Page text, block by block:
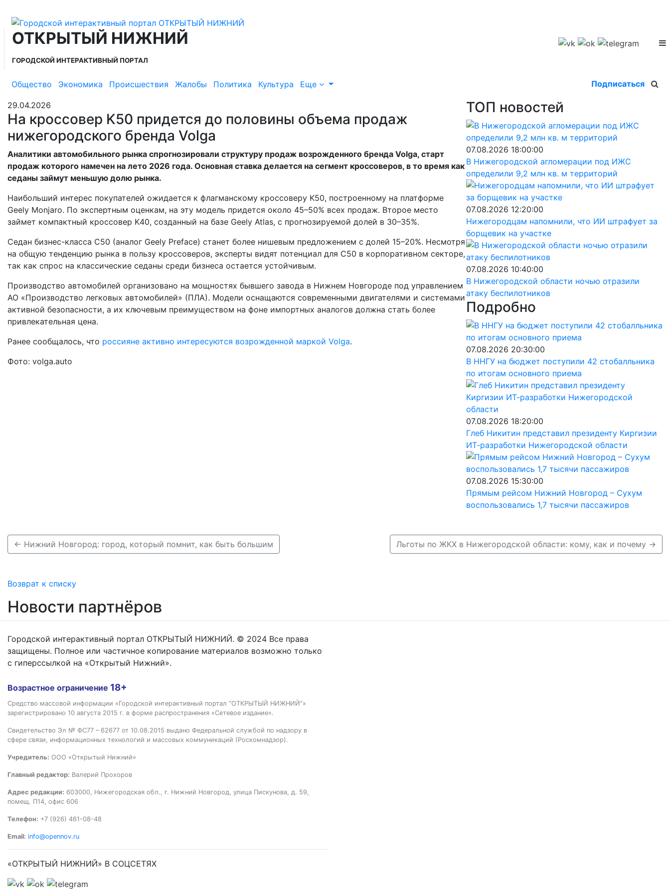
ОТКРЫТЫЙ НИЖНИЙ
ГОРОДСКОЙ ИНТЕРАКТИВНЫЙ ПОРТАЛ
Общество Экономика Происшествия Жалобы Политика Культура Еще Подписаться
29.04.2026
На кроссовер K50 придется до половины объема продаж
нижегородского бренда Volga
Аналитики автомобильного рынка спрогнозировали структуру продаж возрожденного бренда Volga, старт
продаж которого намечен на лето 2026 года. Основная ставка делается на сегмент кроссоверов, в то время как
седаны займут меньшую долю рынка.
Наибольший интерес покупателей ожидается к флагманскому кроссоверу K50, построенному на платформе
Geely Monjaro. По экспертным оценкам, на эту модель придется около 45–50% всех продаж. Второе место
займет компактный кроссовер K40, созданный на базе Geely Atlas, с прогнозируемой долей в 30–35%.
Седан бизнес-класса C50 (аналог Geely Preface) станет более нишевым предложением с долей 15–20%. Несмотря
на общую тенденцию рынка в пользу кроссоверов, эксперты видят потенциал для C50 в корпоративном секторе,
так как спрос на классические седаны среди бизнеса остается устойчивым.
Производство автомобилей организовано на мощностях бывшего завода в Нижнем Новгороде под управлением
АО «Производство легковых автомобилей» (ПЛА). Модели оснащаются современными двигателями и системами
активной безопасности, а их ключевым преимуществом на фоне импортных аналогов должна стать более
привлекательная цена.
Ранее сообщалось, что россияне активно интересуются возрожденной маркой Volga.
Фото: volga.auto
ТОП новостей
07.08.2026 18:00:00
В Нижегородской агломерации под ИЖС
определили 9,2 млн кв. м территорий
07.08.2026 12:20:00
Нижегородцам напомнили, что ИИ штрафует за
борщевик на участке
07.08.2026 10:40:00
В Нижегородской области ночью отразили
атаку беспилотников
Подробно
07.08.2026 20:30:00
В ННГУ на бюджет поступили 42 стобалльника
по итогам основного приема
07.08.2026 18:20:00
Глеб Никитин представил президенту Киргизии
ИТ-разработки Нижегородской области
07.08.2026 15:30:00
Прямым рейсом Нижний Новгород – Сухум
воспользовались 1,7 тысячи пассажиров
← Нижний Новгород: город, который помнит, как быть большим Льготы по ЖКХ в Нижегородской области: кому, как и почему →
Возврат к списку
Новости партнёров
Городской интерактивный портал ОТКРЫТЫЙ НИЖНИЙ. © 2024 Все права
защищены. Полное или частичное копирование материалов возможно только
с гиперссылкой на «Открытый Нижний».
Возрастное ограничение 18+
Средство массовой информации «Городской интерактивный портал “ОТКРЫТЫЙ НИЖНИЙ”»
зарегистрировано 10 августа 2015 г. в форме распространения «Сетевое издание».
Свидетельство Эл № ФС77 – 62677 от 10.08.2015 выдано Федеральной службой по надзору в
сфере связи, информационных технологий и массовых коммуникаций (Роскомнадзор).
Учредитель: ООО «Открытый Нижний»
Главный редактор: Валерий Прохоров
Адрес редакции: 603000, Нижегородская обл., г. Нижний Новгород, улица Пискунова, д. 59,
помещ. П14, офис 606
Телефон: +7 (926) 461-08-48
Email: info@opennov.ru
«ОТКРЫТЫЙ НИЖНИЙ» В СОЦСЕТЯХ